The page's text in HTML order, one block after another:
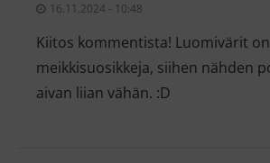
16.11.2024 - 10:48
Kiitos kommentista! Luomivärit
meikkisuosikkeja, siihen nähden
aivan liian vähän. :D